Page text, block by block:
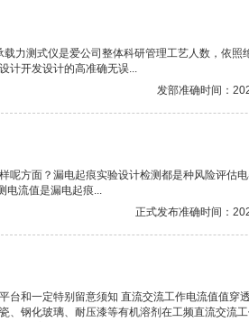
力测式仪是爱公司整体科研管理工艺人数，依照
计开发设计的高准确无误...
发部准确时间：
方面？漏电起痕实验设计检测都是种风险评估
电流值是漏电起痕...
正式发布准确时间：
和一定特别留意须知 直流交流工作电流值值穿
钢化玻璃、耐压漆等有机溶剂在工频直流交流